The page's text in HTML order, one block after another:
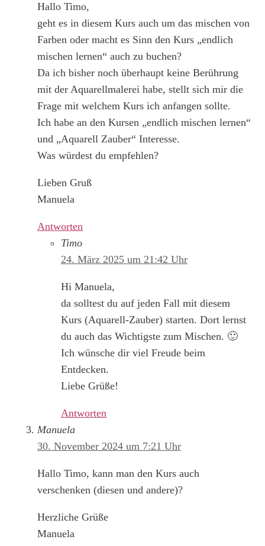
Hallo Timo,
geht es in diesem Kurs auch um das mischen von
Farben oder macht es Sinn den Kurs „endlich
mischen lernen“ auch zu buchen?
Da ich bisher noch überhaupt keine Berührung
mit der Aquarellmalerei habe, stellt sich mir die
Frage mit welchem Kurs ich anfangen sollte.
Ich habe an den Kursen „endlich mischen lernen“
und „Aquarell Zauber“ Interesse.
Was würdest du empfehlen?
Lieben Gruß
Manuela
Antworten
Timo
24. März 2025 um 21:42 Uhr
Hi Manuela,
da solltest du auf jeden Fall mit diesem
Kurs (Aquarell-Zauber) starten. Dort lernst
du auch das Wichtigste zum Mischen. 🙂
Ich wünsche dir viel Freude beim
Entdecken.
Liebe Grüße!
Antworten
Manuela
30. November 2024 um 7:21 Uhr
Hallo Timo, kann man den Kurs auch
verschenken (diesen und andere)?
Herzliche Grüße
Manuela